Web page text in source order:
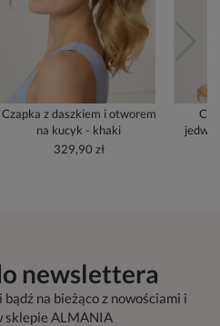
Czapka z daszkiem i otworem
na kucyk - khaki
329,90 zł
newslettera
na bieżąco z nowościami i
sklepie ALMANIA